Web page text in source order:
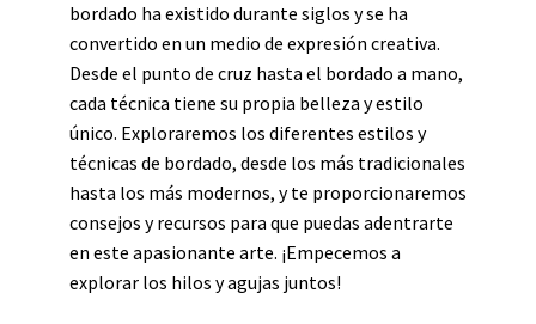
bordado ha existido durante siglos y se ha
convertido en un medio de expresión creativa.
Desde el punto de cruz hasta el bordado a mano,
cada técnica tiene su propia belleza y estilo
único. Exploraremos los diferentes estilos y
técnicas de bordado, desde los más tradicionales
hasta los más modernos, y te proporcionaremos
consejos y recursos para que puedas adentrarte
en este apasionante arte. ¡Empecemos a
explorar los hilos y agujas juntos!